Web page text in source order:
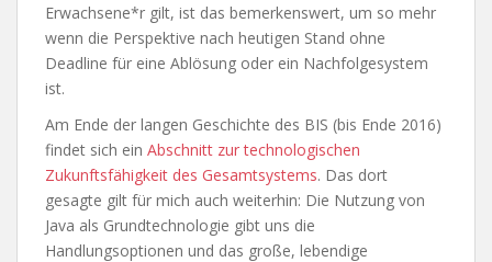
Erwachsene*r gilt, ist das bemerkenswert, um so mehr
wenn die Perspektive nach heutigen Stand ohne
Deadline für eine Ablösung oder ein Nachfolgesystem
ist.
Am Ende der langen Geschichte des BIS (bis Ende 2016)
findet sich ein Abschnitt zur technologischen
Zukunftsfähigkeit des Gesamtsystems. Das dort
gesagte gilt für mich auch weiterhin: Die Nutzung von
Java als Grundtechnologie gibt uns die
Handlungsoptionen und das große, lebendige